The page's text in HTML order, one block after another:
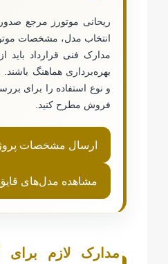
ریحانی موتورز مرجع صدور
انتخاب مدل، مشخصات
مدارک فنی قرارداد باید
بهره‌برداری هماهنگ
و نوع استفاده را برای
فروش مطرح کنید.
ارسال مشخصات
مشاهده مدل‌های
مدارک لازم برای